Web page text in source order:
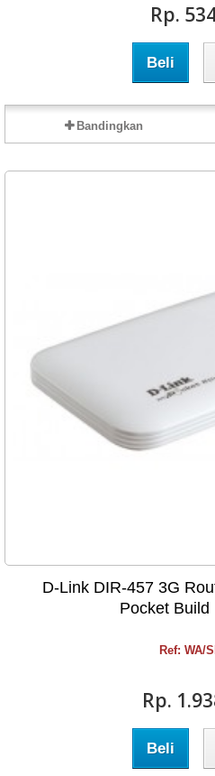
Rp‎.
Beli
Bandingkan
D-Link DIR-457 3G
Pocket Build
Ref: WA/
Rp‎.
Beli